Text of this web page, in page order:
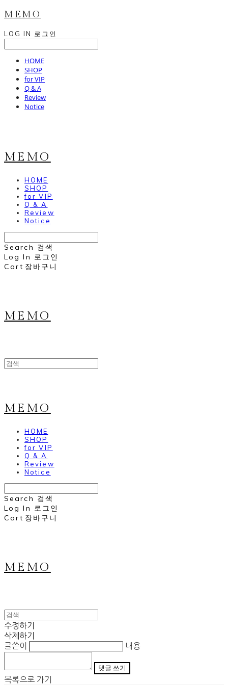
MEMO
LOG IN 로그인
HOME
SHOP
for VIP
Q & A
Review
Notice
MEMO
HOME
SHOP
for VIP
Q & A
Review
Notice
Search 검색
Log In 로그인
Cart 장바구니
MEMO
MEMO
HOME
SHOP
for VIP
Q & A
Review
Notice
Search 검색
Log In 로그인
Cart 장바구니
MEMO
수정하기
삭제하기
글쓴이
내용
댓글 쓰기
목록으로 가기